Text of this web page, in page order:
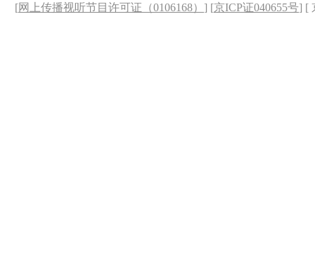
[网上传播视听节目许可证（0106168） ] [京ICP证040655号] [